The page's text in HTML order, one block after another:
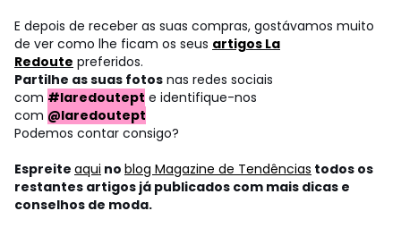
E depois de receber as suas compras, gostávamos muito
de ver como lhe ficam os seus artigos La
Redoute preferidos.
Partilhe as suas fotos nas redes sociais
com #laredoutept e identifique-nos
com @laredoutept
Podemos contar consigo?
Espreite aqui no blog Magazine de Tendências todos os
restantes artigos já publicados com mais dicas e
conselhos de moda.